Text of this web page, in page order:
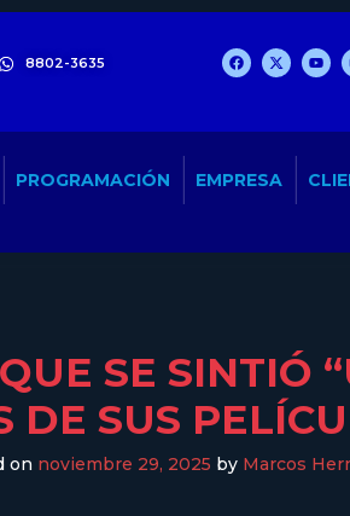
8802-3635
PROGRAMACIÓN EMPRESA
SE SINTIÓ
DE SUS
on noviembre 29, 2025 by Marcos